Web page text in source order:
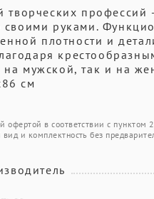
профессий
своими руками.
плотности и
мужской, так и на
см
офертой в соответствии с пунктом
и комплектность без